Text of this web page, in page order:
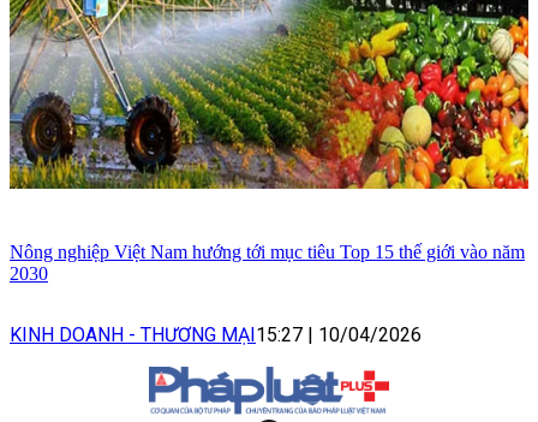
Nông nghiệp Việt Nam hướng tới mục tiêu Top 15 thế giới vào năm
2030
KINH DOANH - THƯƠNG MẠI15:27 | 10/04/2026